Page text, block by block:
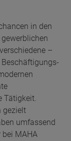
in den
–
Tätigkeit.
gezielt
umfassend
MAHA